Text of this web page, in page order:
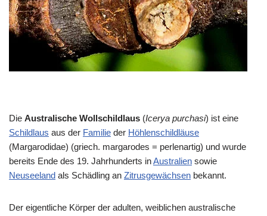
Die Australische Wollschildlaus (Icerya purchasi) ist eine
Schildlaus aus der Familie der Höhlenschildläuse
(Margarodidae) (griech. margarodes = perlenartig) und wurde
bereits Ende des 19. Jahrhunderts inAustralien sowie
Neuseeland als Schädling an Zitrusgewächsen bekannt.
Der eigentliche Körper der adulten, weiblichen australische